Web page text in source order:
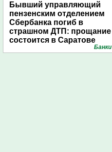
Бывший управляющий
пензенским отделением
Сбербанка погиб в
страшном ДТП: прощание
состоится в Саратове
Банки